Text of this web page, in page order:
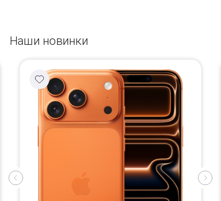
Наши новинки